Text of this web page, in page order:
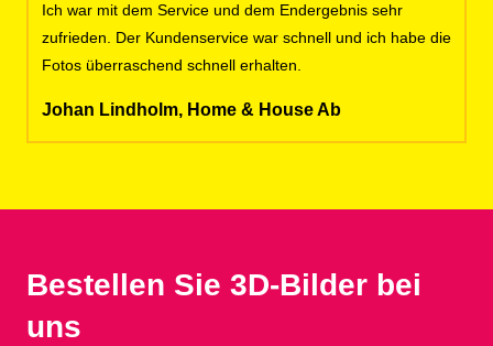
Ich war mit dem Service und dem Endergebnis sehr
zufrieden. Der Kundenservice war schnell und ich habe die
Fotos überraschend schnell erhalten.
Johan Lindholm, Home & House Ab
Bestellen Sie 3D-Bilder bei
uns